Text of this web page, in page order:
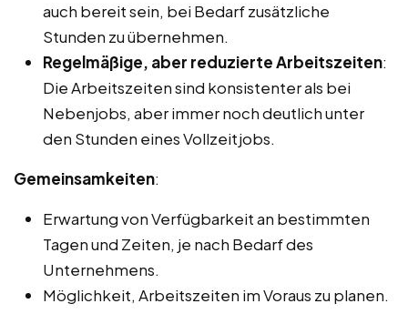
auch bereit sein, bei Bedarf zusätzliche
Stunden zu übernehmen.
Regelmäßige, aber reduzierte Arbeitszeiten:
Die Arbeitszeiten sind konsistenter als bei
Nebenjobs, aber immer noch deutlich unter
den Stunden eines Vollzeitjobs.
Gemeinsamkeiten:
Erwartung von Verfügbarkeit an bestimmten
Tagen und Zeiten, je nach Bedarf des
Unternehmens.
Möglichkeit, Arbeitszeiten im Voraus zu planen.